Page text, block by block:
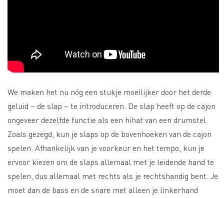
We maken het nu nóg een stukje moeilijker door het derde
geluid – de slap – te introduceren. De slap heeft op de cajon
ongeveer dezelfde functie als een hihat van een drumstel.
Zoals gezegd, kun je slaps op de bovenhoeken van de cajon
spelen. Afhankelijk van je voorkeur en het tempo, kun je
ervoor kiezen om de slaps allemaal met je leidende hand te
spelen, dus allemaal met rechts als je rechtshandig bent. Je
moet dan de bass en de snare met alleen je linkerhand